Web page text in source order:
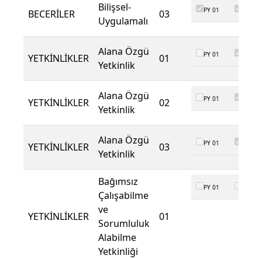
BECERİLER
Bilişsel-
Uygulamalı
03 PY 01
YETKİNLİKLER
Alana Özgü
Yetkinlik
01 PY 01
YETKİNLİKLER
Alana Özgü
Yetkinlik
02 PY 01
YETKİNLİKLER
Alana Özgü
Yetkinlik
03 PY 01
YETKİNLİKLER
Bağımsız
Çalışabilme
ve
Sorumluluk
Alabilme
Yetkinliği
01
PY 01